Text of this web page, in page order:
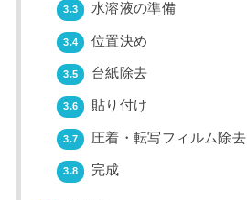
3.3 水溶液の準備
3.4 位置決め
3.5 台紙除去
3.6 貼り付け
3.7 圧着・転写フィルム除去
3.8 完成